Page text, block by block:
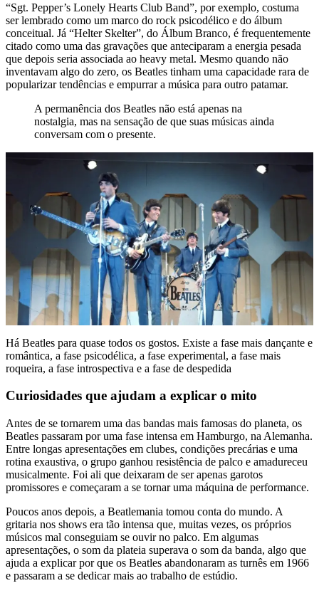
“Sgt. Pepper’s Lonely Hearts Club Band”, por exemplo, costuma
ser lembrado como um marco do rock psicodélico e do álbum
conceitual. Já “Helter Skelter”, do Álbum Branco, é frequentemente
citado como uma das gravações que anteciparam a energia pesada
que depois seria associada ao heavy metal. Mesmo quando não
inventavam algo do zero, os Beatles tinham uma capacidade rara de
popularizar tendências e empurrar a música para outro patamar.
A permanência dos Beatles não está apenas na
nostalgia, mas na sensação de que suas músicas ainda
conversam com o presente.
Há Beatles para quase todos os gostos. Existe a fase mais dançante e
romântica, a fase psicodélica, a fase experimental, a fase mais
roqueira, a fase introspectiva e a fase de despedida
Curiosidades que ajudam a explicar o mito
Antes de se tornarem uma das bandas mais famosas do planeta, os
Beatles passaram por uma fase intensa em Hamburgo, na Alemanha.
Entre longas apresentações em clubes, condições precárias e uma
rotina exaustiva, o grupo ganhou resistência de palco e amadureceu
musicalmente. Foi ali que deixaram de ser apenas garotos
promissores e começaram a se tornar uma máquina de performance.
Poucos anos depois, a Beatlemania tomou conta do mundo. A
gritaria nos shows era tão intensa que, muitas vezes, os próprios
músicos mal conseguiam se ouvir no palco. Em algumas
apresentações, o som da plateia superava o som da banda, algo que
ajuda a explicar por que os Beatles abandonaram as turnês em 1966
e passaram a se dedicar mais ao trabalho de estúdio.